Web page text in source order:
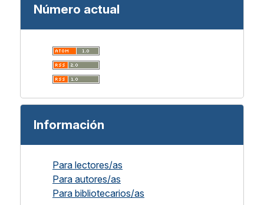
Número actual
Información
Para lectores/as
Para autores/as
Para bibliotecarios/as